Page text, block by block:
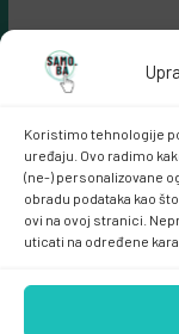
Koristimo tehnologije
uređaju. Ovo radimo
(ne-) personalizovane
obradu podataka kao
ovi na ovoj stranici.
uticati na određene
Samo.ba